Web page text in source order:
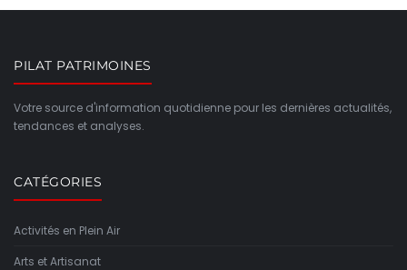
PILAT PATRIMOINES
Votre source d'information quotidienne pour les dernières actualités,
tendances et analyses.
CATÉGORIES
Activités en Plein Air
Arts et Artisanat